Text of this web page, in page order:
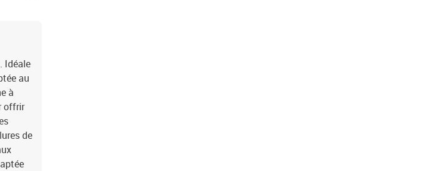
Idéale
au
à
offrir
de